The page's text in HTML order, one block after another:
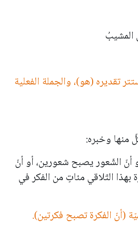
المشيبُ
تقديره (هو)، والجملة الفعلية
منها وخبره:
أنّ الشّعور يصبح شعورين، أو أنّ
التّلاقي مئاتٍ من الفكر في
(أنّ الفكرة تصبح فكرتين).